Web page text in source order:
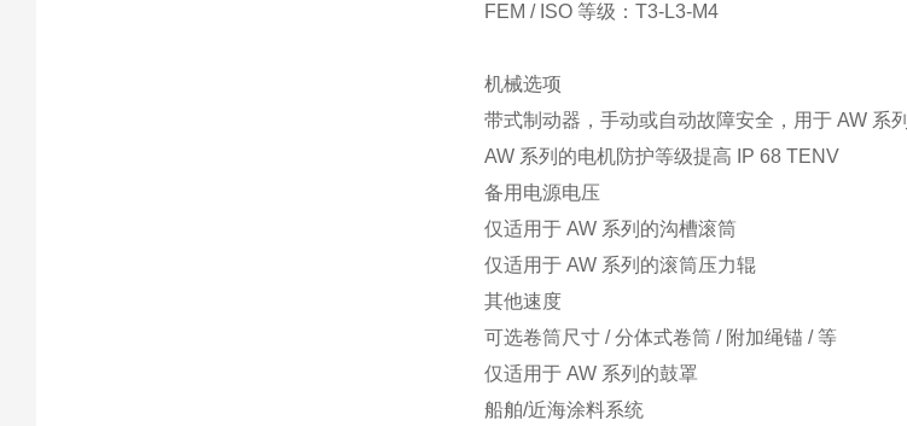
FEM / ISO 等级：T3-L3-M4
机械选项
带式制动器，手动或自动故障安全，用于 AW 系列
AW 系列的电机防护等级提高 IP 68 TENV
备用电源电压
仅适用于 AW 系列的沟槽滚筒
仅适用于 AW 系列的滚筒压力辊
其他速度
可选卷筒尺寸 / 分体式卷筒 / 附加绳锚 / 等
仅适用于 AW 系列的鼓罩
船舶/近海涂料系统